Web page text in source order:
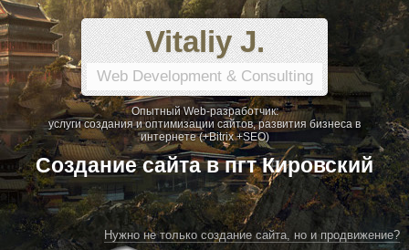
Vitaliy J.
Web Development & Consulting
Опытный Web-разработчик:
услуги создания и оптимизации сайтов, развития бизнеса в
интернете (+Bitrix +SEO)
Создание сайта в пгт Кировский
Нужно не только создание сайта, но и продвижение?